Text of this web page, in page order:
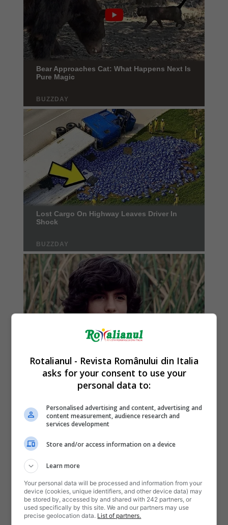
Rotalianul - Revista Românului din Italia
asks for your consent to use your
personal data to:
Personalised advertising and content, advertising and
content measurement, audience research and
services development
Store and/or access information on a device
Learn more
Your personal data will be processed and information from your
device (cookies, unique identifiers, and other device data) may
be stored by, accessed by and shared with 242 partners, or
used specifically by this site. We and our partners may use
precise geolocation data. List of partners.